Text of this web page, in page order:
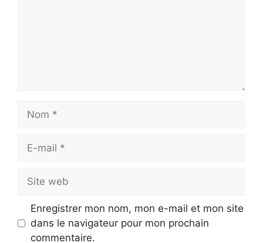
mail
web
Enregistrer mon nom, mon e-mail et mon site
dans le navigateur pour mon prochain
commentaire.